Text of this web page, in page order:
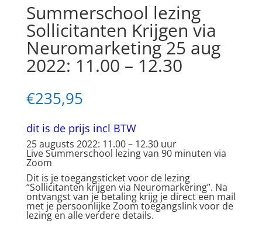
Summerschool lezing
Sollicitanten Krijgen via
Neuromarketing 25 aug
2022: 11.00 – 12.30
€235,95
dit is de prijs incl BTW
25 augusts 2022: 11.00 – 12.30 uur
Live Summerschool lezing van 90 minuten via
Zoom
Dit is je toegangsticket voor de lezing
“Sollicitanten krijgen via Neuromarkering”. Na
ontvangst van je betaling krijg je direct een mail
met je persoonlijke Zoom toegangslink voor de
lezing en alle verdere details.